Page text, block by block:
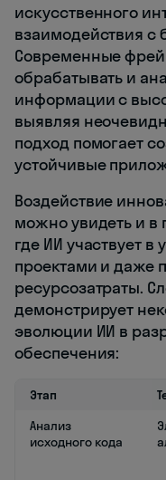
искусственного
взаимодействия
Современные
обрабатывать и
информации с
выявляя
подход помогает
устойчивые
Воздействие
можно увидеть и в
где ИИ участвует
проектами и даже
ресурсозатраты.
демонстрирует
эволюции ИИ в
обеспечения:
Этап
Анализ
исходного кода